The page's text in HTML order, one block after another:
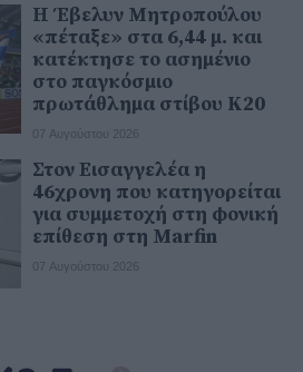
Η Έβελυν Μητροπούλου
«πέταξε» στα 6,44 μ. και
κατέκτησε το ασημένιο
στο παγκόσμιο
πρωτάθλημα στίβου Κ20
07 Αυγούστου 2026
Στον Εισαγγελέα η
46χρονη που κατηγορείται
για συμμετοχή στη φονική
επίθεση στη Marfin
07 Αυγούστου 2026